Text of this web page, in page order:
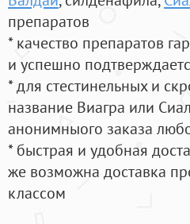
препаратов
* качество препаратов
и успешно
* для стестинельных и
название Виагра или
анонимныого заказа
* быстрая и удобная
же возможна доставка
классом